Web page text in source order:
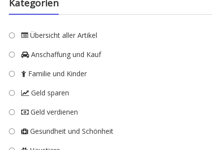
Kategorien
Übersicht aller Artikel
Anschaffung und Kauf
Familie und Kinder
Geld sparen
Geld verdienen
Gesundheit und Schönheit